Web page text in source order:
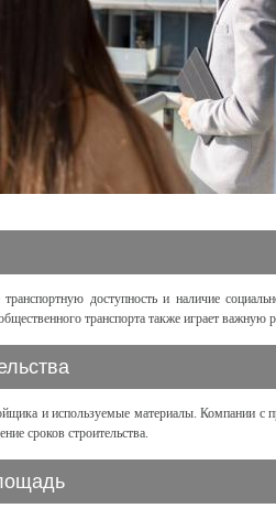
доступность и наличие
транспорта также играет важную
и используемые материалы. Компании с
сроков строительства.